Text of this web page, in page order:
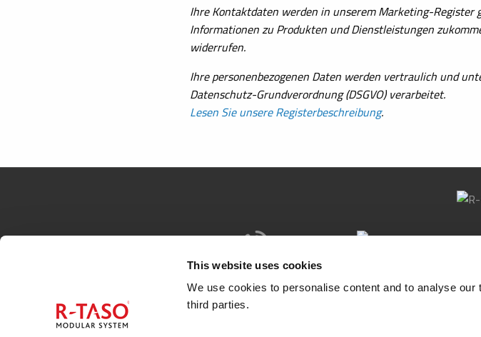
This website uses cookies
We use cookies to personalise content and to analyse
third parties.
Ihre Kontaktdaten werden in unserem Marketing-
Informationen zu Produkten und Dienstleistungen
widerrufen.
Ihre personenbezogenen Daten werden vertraulich und
Datenschutz-Grundverordnung (DSGVO) verarbeitet.
Lesen Sie unsere Registerbeschreibung.
+358 8 220 112
myynti@r-taso.fi